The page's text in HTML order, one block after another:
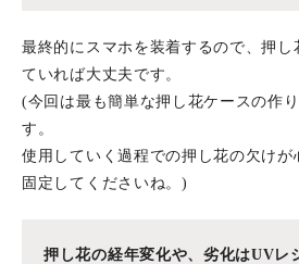
最終的にスマホを装着するので、押
ていれば大丈夫です。
(今回は最も簡単な押し花ケースの作
す。
使用していく過程での押し花の欠けが
固定してくださいね。)
押し花の経年変化や、劣化はUVレ